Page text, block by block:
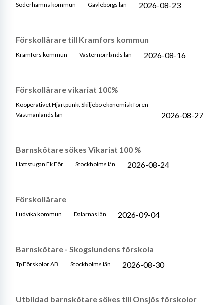
Söderhamns kommun Gävleborgs län 2026-08-23
Förskollärare till Kramfors kommun
Kramfors kommun Västernorrlands län 2026-08-16
Förskollärare vikariat 100%
Kooperativet Hjärtpunkt Skiljebo ekonomisk fören
Västmanlands län
2026-08-27
Barnskötare sökes Vikariat 100 %
Hattstugan Ek För Stockholms län 2026-08-24
Förskollärare
Ludvika kommun Dalarnas län 2026-09-04
Barnskötare - Skogslundens förskola
Tp Förskolor AB Stockholms län 2026-08-30
Utbildad barnskötare sökes till Onsjös förskolor